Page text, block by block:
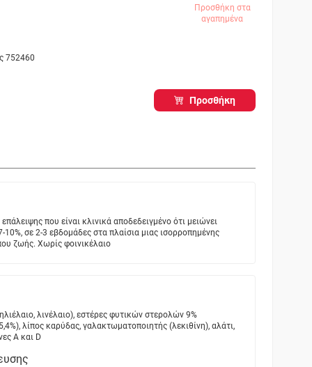
Προσθήκη στα
αγαπημένα
752460
Προσθήκη
που είναι κλινικά αποδεδειγμένο ότι μειώνει
σε 2-3 εβδομάδες στα πλαίσια μιας ισορροπημένης
ζωής. Χωρίς φοινικέλαιο
λινέλαιο), εστέρες φυτικών στερολών 9%
λίπος καρύδας, γαλακτωματοποιητής (λεκιθίνη), αλάτι,
Α και D